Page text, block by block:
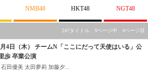
NMB48 HKT48 NGT48
247タイトル 9ページ中 4ページ目
4日（木） チームN「ここにだって天使はいる」公
歩 卒業公演
田優美 太田夢莉 加藤夕...